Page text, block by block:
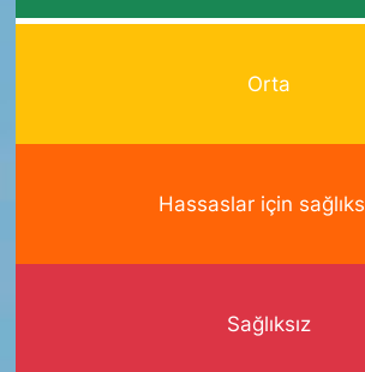
Orta
Hassaslar için
Sağlıksız